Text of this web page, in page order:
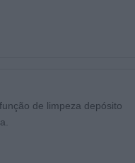
de limpeza depósito